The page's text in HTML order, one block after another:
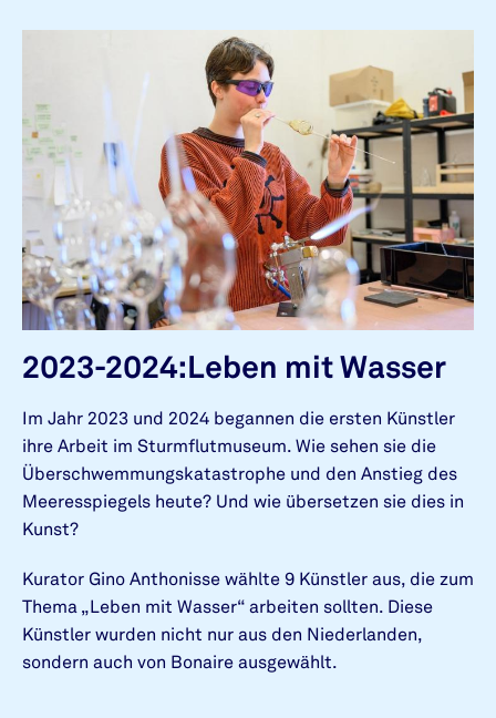
2023-2024:Leben mit Wasser
Im Jahr 2023 und 2024 begannen die ersten Künstler
ihre Arbeit im Sturmflutmuseum. Wie sehen sie die
Überschwemmungskatastrophe und den Anstieg des
Meeresspiegels heute? Und wie übersetzen sie dies in
Kunst?
Kurator Gino Anthonisse wählte 9 Künstler aus, die zum
Thema „Leben mit Wasser“ arbeiten sollten. Diese
Künstler wurden nicht nur aus den Niederlanden,
sondern auch von Bonaire ausgewählt.